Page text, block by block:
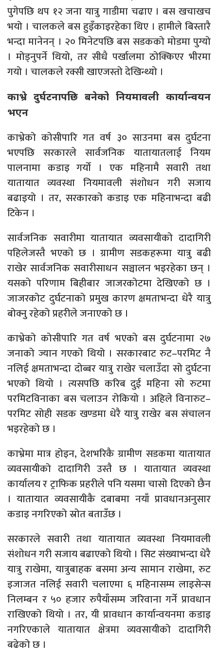
पुगेपछि थप १२ जना यात्रु गाडीमा चढाए । बस खचाखच
भयो । चालकले बस हुइँकाइरहेका थिए । हामीले बिस्तारै
भन्दा मानेनन् । २० मिनेटपछि बस सडकको मोडमा पुग्यो
। मोड्नुपर्ने थियो, तर सीधै पर्खालमा ठोक्किएर भीरमा
गयो । चालकले रक्सी खाएजस्तो देखिन्थ्यो ।
काभ्रे दुर्घटनापछि बनेको नियमावली कार्यान्वयन
भएन
काभ्रेको कोसीपारि गत वर्ष ३० साउनमा बस दुर्घटना
भएपछि सरकारले सार्वजनिक यातायातलाई नियम
पालनामा कडाइ गर्यो‍ । एक महिनामै सवारी तथा
यातायात व्यवस्था नियमावली संशोधन गरी सजाय
बढाइयो । तर, सरकारको कडाइ एक महिनाभन्दा बढी
टिकेन ।
सार्वजनिक सवारीमा यातायात व्यवसायीको दादागिरी
पहिलेजस्तै भएको छ । ग्रामीण सडकहरूमा यात्रु बढी
राखेर सार्वजनिक सवारीसाधन सञ्चालन भइरहेका छन् ।
यसको परिणाम बिहीबार जाजरकोटमा देखिएको छ ।
जाजरकोट दुर्घटनाको प्रमुख कारण क्षमताभन्दा धेरै यात्रु
बोक्नु रहेको प्रहरीले जनाएको छ ।
काभ्रेको कोसीपारि गत वर्ष भएको बस दुर्घटनामा २७
जनाको ज्यान गएको थियो । सरकारबाट रुट–परमिट नै
नलिई क्षमताभन्दा दोब्बर यात्रु राखेर चलाउँदा सो दुर्घटना
भएको थियो । त्यसपछि करिब दुई महिना सो रुटमा
परमिटविनाका बस चलाउन रोकियो । अहिले विनारुट–
परमिट सोही सडक खण्डमा धेरै यात्रु राखेर बस संचालन
भइरहेको छ ।
काभ्रेमा मात्र होइन, देशभरिकै ग्रामीण सडकमा यातायात
व्यवसायीको दादागिरी उस्तै छ । यातायात व्यवस्था
कार्यालय र ट्राफिक प्रहरीले पनि यसमा चासो दिएको छैन
। यातायात व्यवसायीकै दबाबमा नयाँ प्रावधानअनुसार
कडाइ नगरिएको स्रोत बताउँछ ।
सरकारले सवारी तथा यातायात व्यवस्था नियमावली
संशोधन गरी सजाय बढाएको थियो । सिट संख्याभन्दा धेरै
यात्रु राखेमा, यात्रुबाहक बसमा अन्य सामान राखेमा, रुट
इजाजत नलिई सवारी चलाएमा ६ महिनासम्म लाइसेन्स
निलम्बन र ५० हजार रुपैयाँसम्म जरिवाना गर्ने प्रावधान
राखिएको थियो । तर, यी प्रावधान कार्यान्वयनमा कडाइ
नगरिएकाले यातायात क्षेत्रमा व्यवसायीको दादागिरी
बढेको छ ।